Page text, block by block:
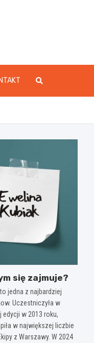
się zajmuje?
jedna z najbardziej
Uczestniczyła w
edycji w 2013 roku,
w największej liczbie
z Warszawy. W 2024